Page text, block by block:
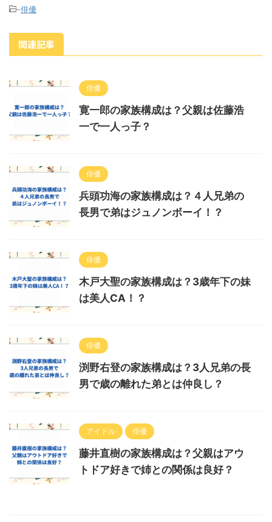
-俳優
関連記事
俳優
寛一郎の家族構成は？父親は佐藤浩
一で一人っ子？
俳優
兵頭功海の家族構成は？４人兄弟の
長男で弟はジュノンボーイ！？
俳優
木戸大聖の家族構成は？3歳年下の妹
は美人CA！？
俳優
渕野右登の家族構成は？3人兄弟の長
男で歳の離れた弟とは仲良し？
アイドル 俳優
藤井直樹の家族構成は？父親はアウ
トドア好きで姉との関係は良好？